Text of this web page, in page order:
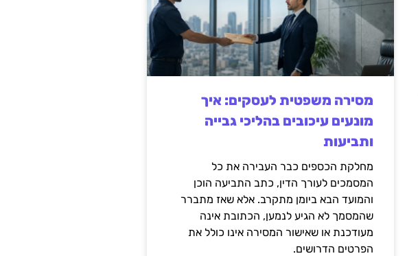
מסירה משפטית לעסקים: איך
מונעים עיכובים בהליכי גבייה
ותביעות
מחלקת הכספים כבר העבירה את כל
המסמכים לעורך הדין, כתב התביעה הוכן
והמועד הבא ביומן מתקרב. אלא שאז מתברר
שהמסמך לא הגיע לנמען, הכתובת אינה
מעודכנת או שאישור המסירה אינו כולל את
הפרטים הדרושים.